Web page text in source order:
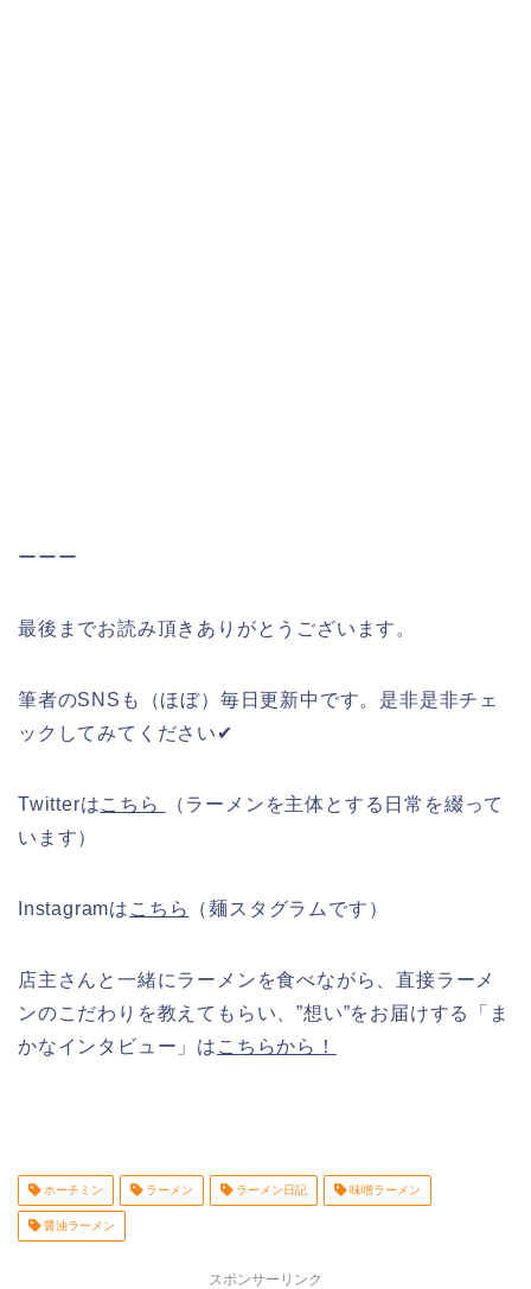
ーーー
最後までお読み頂きありがとうございます。
筆者のSNSも（ほぼ）毎日更新中です。是非是非チェ
ックしてみてください✔︎
Twitterはこちら
（ラーメンを主体とする日常を綴って
います）
Instagramは こちら （麺スタグラムです）
店主さんと一緒にラーメンを食べながら、直接ラーメ
ンのこだわりを教えてもらい、”想い”をお届けする「ま
かなインタビュー」は こちらから！
ホーチミン ラーメン ラーメン日記 味噌ラーメン
醤油ラーメン
スポンサーリンク